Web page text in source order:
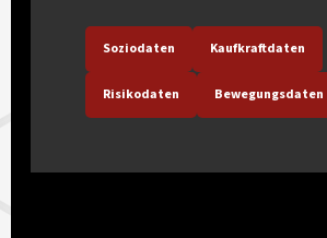
Soziodaten Kaufkraftdaten
Risikodaten Bewegungsdaten